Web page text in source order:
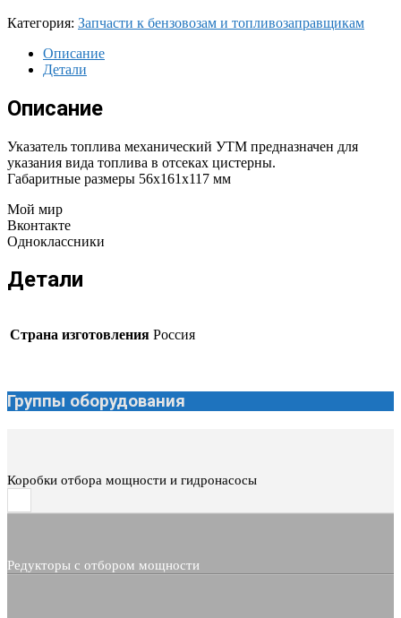
Категория: Запчасти к бензовозам и топливозаправщикам
Описание
Детали
Описание
Указатель топлива механический УТМ предназначен для
указания вида топлива в отсеках цистерны.
Габаритные размеры 56х161х117 мм
Мой мир
Вконтакте
Одноклассники
Детали
Страна изготовления Россия
Группы оборудования
Коробки отбора мощности и гидронасосы
Редукторы с отбором мощности